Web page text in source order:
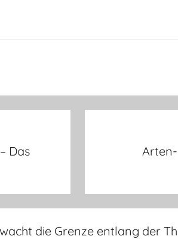
Das
die Grenze entlang der